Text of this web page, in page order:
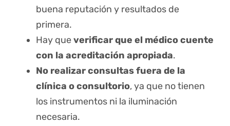
buena reputación y resultados de
primera.
Hay queverificar que el médico cuente
con la acreditación apropiada.
No realizar consultas fuera de la
clínica o consultorio, ya que no tienen
los instrumentos ni la iluminación
necesaria.